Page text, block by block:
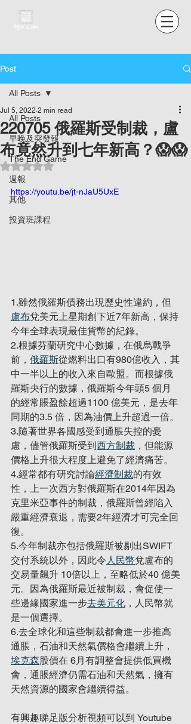
Post
All Posts
早晚及突發報
The End Game
週報
其他
投資班課程
All Posts
220705 俄羅斯受制裁，盧
布竟然升到七年新高？😱😱
Jul 5, 2022 2 min read
Rated NaN out of 5 stars.
https://youtu.be/jt-nJaU5UxE
1.雖然俄羅斯債務出現歷史性違約，但
盧布兌美元上星期創下近7年新高，保持
今年全球表現最佳貨幣的紀錄。
2.根據芬蘭研究中心數據，在俄烏戰爭
前， 俄羅斯從燃料出口有980億收入，其
中一半以上的收入來自歐盟。而根據俄
羅斯央行的數據，俄羅斯今年頭5 個月
的經常賬盈餘超過1100 億美元，是去年
同期的3.5 倍，因為油價上升超過一倍。
3.隨著世界各國感受到通脹失控的憂
慮，儘管俄羅斯受到西方制裁 ，但能源
價格上升很大程度上避免了經濟痛苦。
4.經常都有研究討論經濟制裁的有效
性，上一次西方對俄羅斯在2014年因為
克里米亞事件的制裁，俄羅斯曾經陷入
嚴重經濟衰退，需要2年經濟才可完全回
復。
5.今年制裁亦包括俄羅斯被剔出SWIFT
交付系統以外，因此令 人民幣兌盧布的
交易量飆升 10倍以上，至略低於40 億美
元。因為俄羅斯最近被制裁，會促使一
些邊緣國家進一步去美元化 ，人民幣就
是一個選擇。
6.去全球化和這些制裁都會進一步推高
通脹，石油和天然氣價格會繼續上升，
埃克森股價在 6月有調整會提供低買機
會，通脹經濟仍需石油和天然氣，擁有
天然資源的國家會繼續得益。
有興趣睇足版分析視頻可以到 Youtube